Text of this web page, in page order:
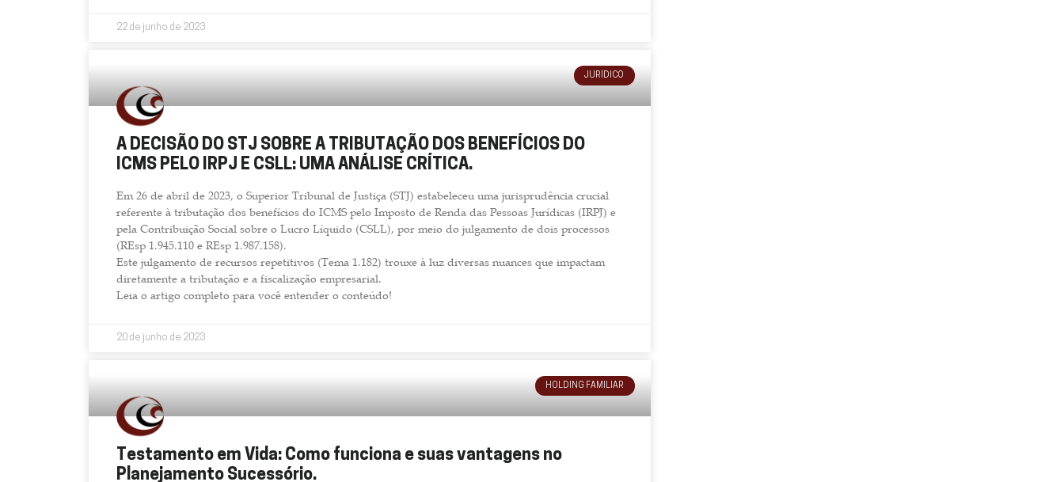
22 de junho de 2023
JURÍDICO
A DECISÃO DO STJ SOBRE A TRIBUTAÇÃO DOS BENEFÍCIOS DO
ICMS PELO IRPJ E CSLL: UMA ANÁLISE CRÍTICA.
Em 26 de abril de 2023, o Superior Tribunal de Justiça (STJ) estabeleceu uma jurisprudência crucial
referente à tributação dos benefícios do ICMS pelo Imposto de Renda das Pessoas Jurídicas (IRPJ) e
pela Contribuição Social sobre o Lucro Líquido (CSLL), por meio do julgamento de dois processos
(REsp 1.945.110 e REsp 1.987.158).
Este julgamento de recursos repetitivos (Tema 1.182) trouxe à luz diversas nuances que impactam
diretamente a tributação e a fiscalização empresarial.
Leia o artigo completo para você entender o conteúdo!
20 de junho de 2023
HOLDING FAMILIAR
Testamento em Vida: Como funciona e suas vantagens no
Planejamento Sucessório.